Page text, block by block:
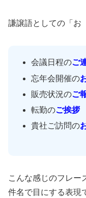
謙譲語としての「お
会議日程のご
忘年会開催の
販売状況のご
転勤のご挨拶
貴社ご訪問の
こんな感じのフレー
件名で目にする表現